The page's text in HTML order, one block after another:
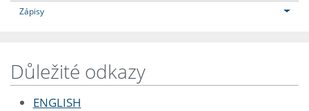
Zápisy
Důležité odkazy
ENGLISH